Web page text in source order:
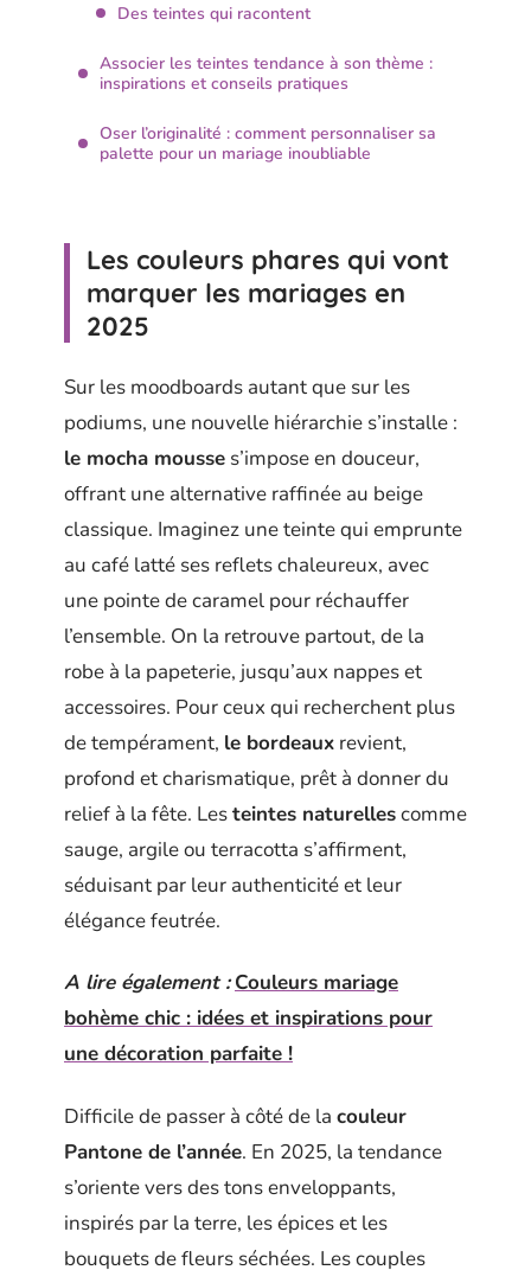
Des teintes qui racontent
Associer les teintes tendance à son thème :
inspirations et conseils pratiques
Oser l’originalité : comment personnaliser sa
palette pour un mariage inoubliable
Les couleurs phares qui vont
marquer les mariages en
2025
Sur les moodboards autant que sur les
podiums, une nouvelle hiérarchie s’installe :
le mocha mousse s’impose en douceur,
offrant une alternative raffinée au beige
classique. Imaginez une teinte qui emprunte
au café latté ses reflets chaleureux, avec
une pointe de caramel pour réchauffer
l’ensemble. On la retrouve partout, de la
robe à la papeterie, jusqu’aux nappes et
accessoires. Pour ceux qui recherchent plus
de tempérament, le bordeaux revient,
profond et charismatique, prêt à donner du
relief à la fête. Lesteintes naturellescomme
sauge, argile ou terracotta s’affirment,
séduisant par leur authenticité et leur
élégance feutrée.
A lire également : Couleurs mariage
bohème chic : idées et inspirations pour
une décoration parfaite !
Difficile de passer à côté de la couleur
Pantone de l’année. En 2025, la tendance
s’oriente vers des tons enveloppants,
inspirés par la terre, les épices et les
bouquets de fleurs séchées. Les couples